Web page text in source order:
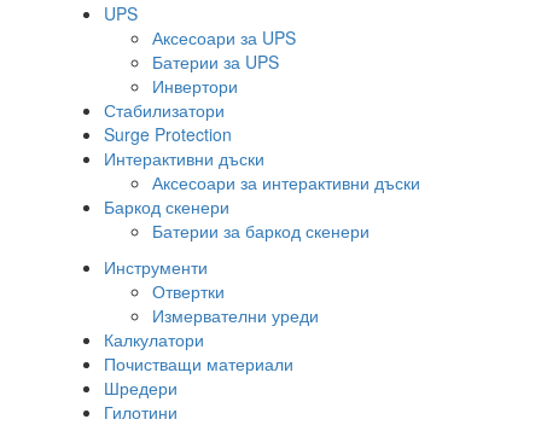
UPS
Аксесоари за UPS
Батерии за UPS
Инвертори
Стабилизатори
Surge Protection
Интерактивни дъски
Аксесоари за интерактивни дъски
Баркод скенери
Батерии за баркод скенери
Инструменти
Отвертки
Измервателни уреди
Калкулатори
Почистващи материали
Шредери
Гилотини